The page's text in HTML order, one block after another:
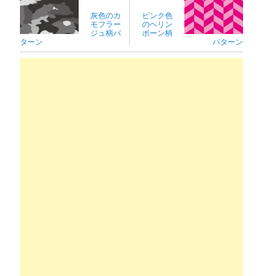
灰色のカ
モフラー
ジュ柄パ
ターン
ピンク色
のヘリン
ボーン柄
パターン